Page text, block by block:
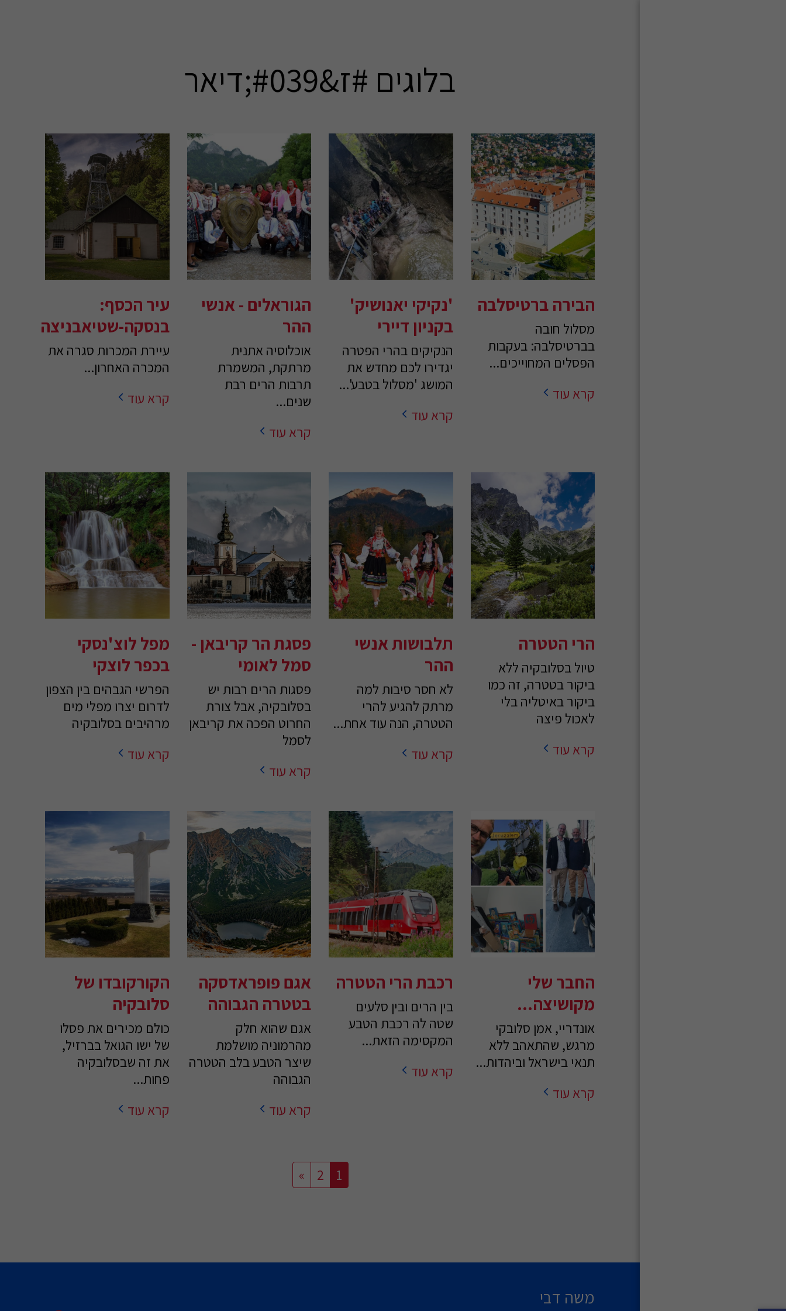
בלוגים #ז&#039;דיאר
הבירה ברטיסלבה
מסלול חובה
בברטיסלבה: בעקבות
הפסלים המחוייכים...
קרא עוד
'נקיקי יאנושיק'
בקניון דיירי
הנקיקים בהרי הפטרה
יגדירו לכם מחדש את
המושג 'מסלול בטבע'...
קרא עוד
הגוראלים - אנשי
ההר
אוכלוסיה אתנית
מרתקת, המשמרת
תרבות הרים רבת
שנים...
קרא עוד
עיר הכסף:
בנסקה-שטיאבניצה
עיירת המכרות סגרה את
המכרה האחרון...
קרא עוד
הרי הטטרה
טיול בסלובקיה ללא
ביקור בטטרה, זה כמו
ביקור באיטליה בלי
לאכול פיצה
קרא עוד
תלבושות אנשי
ההר
לא חסר סיבות למה
מרתק להגיע להרי
הטטרה, הנה עוד אחת...
קרא עוד
פסגת הר קריבאן -
סמל לאומי
פסגות הרים רבות יש
בסלובקיה, אבל צורת
החרוט הפכה את קריבאן
לסמל
קרא עוד
מפל לוצ'נסקי
בכפר לוצקי
הפרשי הגבהים בין הצפון
לדרום יצרו מפלי מים
מרהיבים בסלובקיה
קרא עוד
החבר שלי
מקושיצה...
אונדריי, אמן סלובקי
מרגש, שהתאהב ללא
תנאי בישראל וביהדות...
קרא עוד
רכבת הרי הטטרה
בין הרים ובין סלעים
שטה לה רכבת הטבע
המקסימה הזאת...
קרא עוד
אגם פופראדסקה
בטטרה הגבוהה
אגם שהוא חלק
מהרמוניה מושלמת
שיצר הטבע בלב הטטרה
הגבוהה
קרא עוד
הקורקובדו של
סלובקיה
כולם מכירים את פסלו
של ישו הגואל בברזיל,
את זה שבסלובקיה
פחות...
קרא עוד
1
2
»
משה דבי